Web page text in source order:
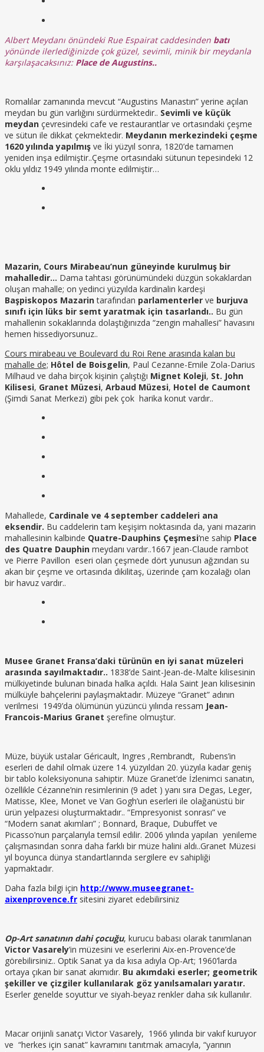
Albert Meydanı önündeki Rue Espairat caddesinden batı
yönünde ilerlediğinizde çok güzel, sevimli, minik bir meydanla
karşılaşacaksınız: Place de Augustins..
Romalılar zamanında mevcut “Augustins Manastırı” yerine açılan
meydan bu gün varlığını sürdürmektedir.. Sevimli ve küçük
meydan çevresindeki cafe ve restaurantlar ve ortasındaki çeşme
ve sütun ile dikkat çekmektedir. Meydanın merkezindeki çeşme
1620 yılında yapılmış ve İki yüzyıl sonra, 1820’de tamamen
yeniden inşa edilmiştir..Çeşme ortasındaki sütunun tepesindeki 12
oklu yıldız 1949 yılında monte edilmiştir…
Mazarin, Cours Mirabeau’nun güneyinde kurulmuş bir
mahalledir… Dama tahtası görünümündeki düzgün sokaklardan
oluşan mahalle; on yedinci yüzyılda kardinalin kardeşi
Başpiskopos Mazarintarafından parlamenterler ve burjuva
sınıfı için lüks bir semt yaratmak için tasarlandı.. Bu gün
mahallenin sokaklarında dolaştığınızda “zengin mahallesi” havasını
hemen hissediyorsunuz..
Cours mirabeau ve Boulevard du Roi Rene arasında kalan bu
mahalle de; Hôtel de Boisgelin, Paul Cezanne-Emile Zola-Darius
Milhaud ve daha birçok kişinin çalıştığı Mignet Koleji, St. John
Kilisesi, Granet Müzesi, Arbaud Müzesi, Hotel de Caumont
(Şimdi Sanat Merkezi) gibi pek çok harika konut vardır..
Mahallede, Cardinale ve 4 september caddeleri ana
eksendir. Bu caddelerin tam keşişim noktasında da, yani mazarin
mahallesinin kalbinde Quatre-Dauphins Çeşmesi‘ne sahip Place
des Quatre Dauphin meydanı vardır..1667 jean-Claude rambot
ve Pierre Pavillon eseri olan çeşmede dört yunusun ağzından su
akan bir çeşme ve ortasında dikilitaş, üzerinde çam kozalağı olan
bir havuz vardır..
Musee Granet Fransa’daki türünün en iyi sanat müzeleri
arasında sayılmaktadır.. 1838’de Saint-Jean-de-Malte kilisesinin
mülkiyetinde bulunan binada halka açıldı. Hala Saint Jean kilisesinin
mülküyle bahçelerini paylaşmaktadır. Müzeye “Granet” adının
verilmesi 1949’da ölümünün yüzüncü yılında ressam Jean-
Francois-Marius Granet şerefine olmuştur.
Müze, büyük ustalar Géricault, Ingres ,Rembrandt, Rubens’in
eserleri de dahil olmak üzere 14. yüzyıldan 20. yüzyıla kadar geniş
bir tablo koleksiyonuna sahiptir. Müze Granet’de İzlenimci sanatın,
özellikle Cézanne’nin resimlerinin (9 adet ) yanı sıra Degas, Leger,
Matisse, Klee, Monet ve Van Gogh’un eserleri ile olağanüstü bir
ürün yelpazesi oluşturmaktadır.. “Empresyonist sonrası” ve
“Modern sanat akımları” ; Bonnard, Braque, Dubuffet ve
Picasso’nun parçalarıyla temsil edilir. 2006 yılında yapılan yenileme
çalışmasından sonra daha farklı bir müze halini aldı..Granet Müzesi
yıl boyunca dünya standartlarında sergilere ev sahipliği
yapmaktadır.
Daha fazla bilgi için http://www.museegranet-
aixenprovence.fr sitesini ziyaret edebilirsiniz
Op-Art sanatının dahi çocuğu, kurucu babası olarak tanımlanan
Victor Vasarely’in müzesini ve eserlerini Aix-en-Provence’de
görebilirsiniz.. Optik Sanat ya da kısa adıyla Op-Art; 1960’larda
ortaya çıkan bir sanat akımıdır. Bu akımdaki eserler; geometrik
şekiller ve çizgiler kullanılarak göz yanılsamaları yaratır.
Eserler genelde soyuttur ve siyah-beyaz renkler daha sık kullanılır.
Macar orijinli sanatçı Victor Vasarely, 1966 yılında bir vakıf kuruyor
ve “herkes için sanat” kavramını tanıtmak amacıyla, “yarının